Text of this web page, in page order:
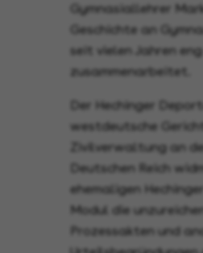
Gymnasiallehrer
Geschichte an
seit vielen Jahren
zusammenarbeitet.
Der Hechinger
westdeutsche
Zivilverwaltung an
Deutschen Reich
ehemaligen
Modul die
Prozessakten und